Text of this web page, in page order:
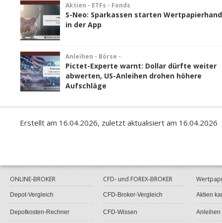
Aktien - ETFs - Fonds
S-Neo: Sparkassen starten
in der App
Anleihen - Börse -
Pictet-Experte warnt: Dollar dürfte weiter
abwerten, US-Anleihen drohen höhere
Aufschläge
Erstellt am 16.04.2026, zuletzt aktualisiert am 16.04.2026
ONLINE-BROKER
Depot-Vergleich
Depotkosten-Rechner
CFD- und FOREX-BROKER
CFD-Broker-Vergleich
CFD-Wissen
Aktien
Anleihen